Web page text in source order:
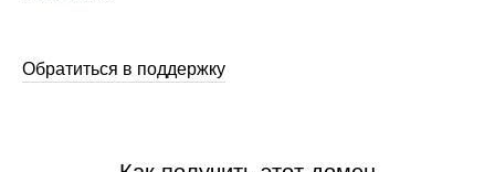
Обратиться в поддержку